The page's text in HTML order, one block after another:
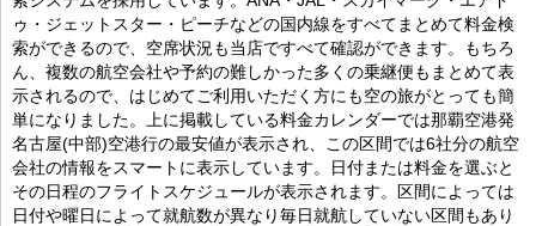
ゥ・ジェットスター・ピーチなどの国内線をすべてまとめて料金検
索ができるので、空席状況も当店ですべて確認ができます。もちろ
ん、複数の航空会社や予約の難しかった多くの乗継便もまとめて表
示されるので、はじめてご利用いただく方にも空の旅がとっても簡
単になりました。上に掲載している料金カレンダーでは那覇空港発
名古屋(中部)空港行の最安値が表示され、この区間では6社分の航空
会社の情報をスマートに表示しています。日付または料金を選ぶと
その日程のフライトスケジュールが表示されます。区間によっては
日付や曜日によって就航数が異なり毎日就航していない区間もあり